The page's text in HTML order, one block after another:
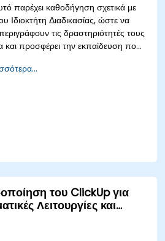
παρέχει καθοδήγηση σχετικά με
Ιδιοκτήτη Διαδικασίας, ώστε να
τις δραστηριότητές τους
και προσφέρει την εκπαίδευση που
και της βελτίωσης των
και πώς να ευθυγραμμίζουν
της διαδικασίας με τους
στόχους.
του ClickUp για
Λειτουργίες και